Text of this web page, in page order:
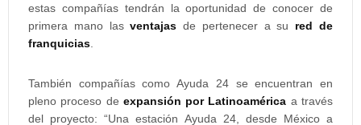
estas compañías tendrán la oportunidad de conocer de
primera mano lasventajas de pertenecer a su red de
franquicias
También compañías como Ayuda 24 se encuentran en
pleno proceso de expansión por Latinoamérica a través
del proyecto: “Una estación Ayuda 24, desde México a